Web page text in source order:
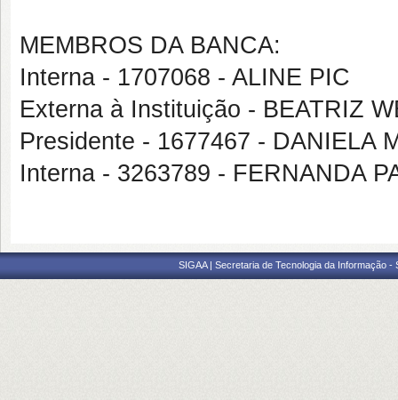
MEMBROS DA BANCA:
Interna - 1707068 - ALINE PIC
Externa à Instituição - BEATRIZ
Presidente - 1677467 - DANIELA
Interna - 3263789 - FERNANDA
SIGAA | Secretaria de Tecnologia da Informação